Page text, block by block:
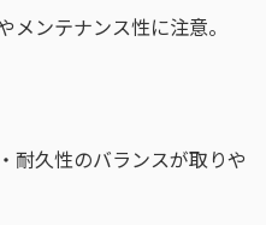
ンテナンス性に注意。
耐久性のバランスが取りや